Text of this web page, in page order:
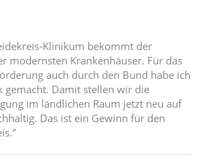
Klinikum bekommt der
modernsten Krankenhäuser. Für das
auch durch den Bund habe ich
gemacht. Damit stellen wir die
im ländlichen Raum jetzt neu auf
Das ist ein Gewinn für den